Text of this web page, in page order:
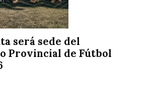
será sede del
Provincial de Fútbol